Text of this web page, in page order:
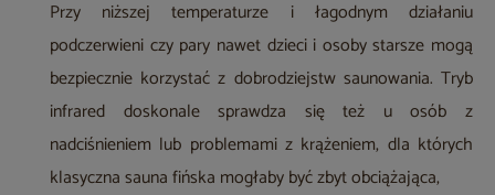
Przy niższej temperaturze i łagodnym działaniu
podczerwieni czy pary nawet dzieci i osoby starsze mogą
bezpiecznie korzystać z dobrodziejstw saunowania. Tryb
infrared doskonale sprawdza się też u osób z
nadciśnieniem lub problemami z krążeniem, dla których
klasyczna sauna fińska mogłaby być zbyt obciążająca,